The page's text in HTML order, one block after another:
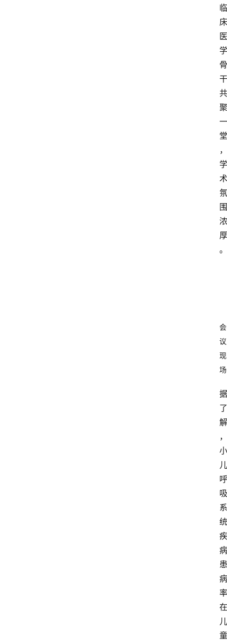
临
床
医
学
骨
干
共
聚
一
堂
，
学
术
氛
围
浓
厚
。
会
议
现
场
据
了
解
，
小
儿
呼
吸
系
统
疾
病
患
病
率
在
儿
童